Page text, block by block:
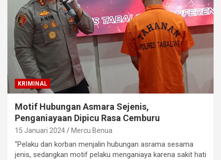
KRIMINAL
Motif Hubungan Asmara Sejenis,
Penganiayaan Dipicu Rasa Cemburu
15 Januari 2024 Mercu Benua
“Pelaku dan korban menjalin hubungan asrama sesama
jenis, sedangkan motif pelaku menganiaya karena sakit hati